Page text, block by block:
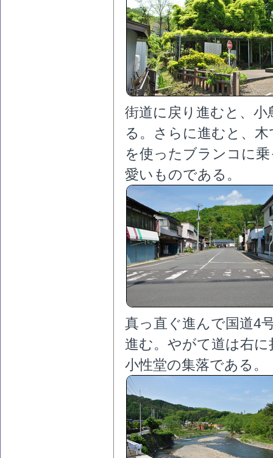
街道に戻り進むと、
る。さらに進むと、
を使ったブランコに
愛いものである。
真っ直ぐ進んで国道4
進む。やがて道は右
小性堂の集落である。